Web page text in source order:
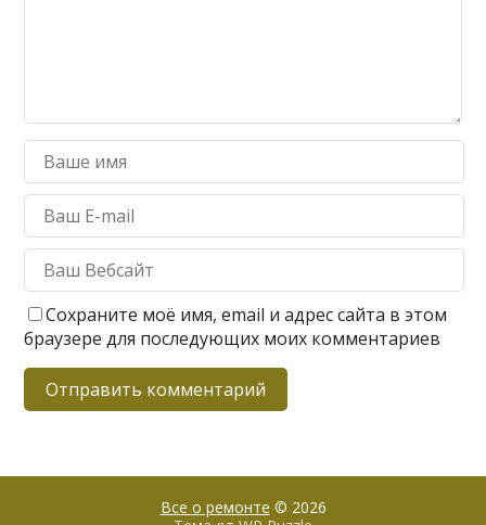
Сохраните моё имя, email и адрес сайта в этом
браузере для последующих моих комментариев
Все о ремонте © 2026